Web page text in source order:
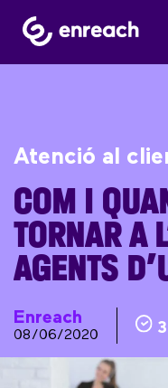
Atenció al
COM I
TORNAR A
AGENTS
Enreach
08/06/2020